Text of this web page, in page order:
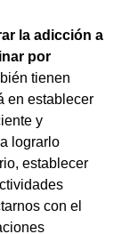
la adicción a
por
tienen
en establecer
y
lograrlo
establecer
con el